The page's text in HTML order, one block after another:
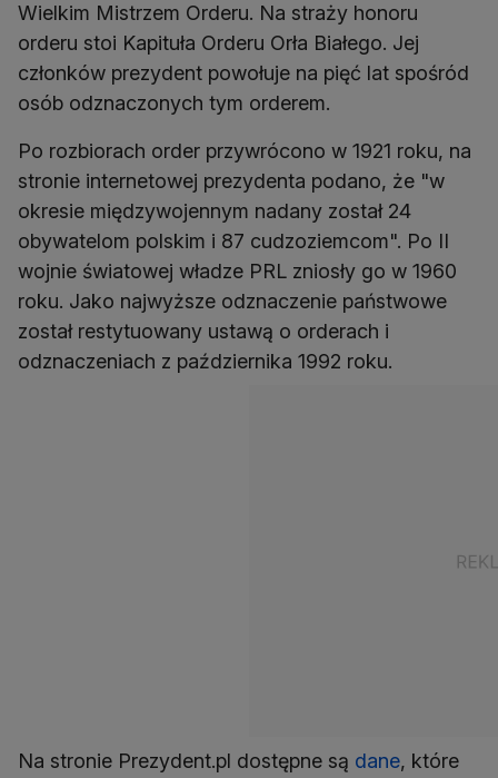
Wielkim Mistrzem Orderu. Na straży honoru
orderu stoi Kapituła Orderu Orła Białego. Jej
członków prezydent powołuje na pięć lat spośród
osób odznaczonych tym orderem.
Po rozbiorach order przywrócono w 1921 roku, na
stronie internetowej prezydenta podano, że "w
okresie międzywojennym nadany został 24
obywatelom polskim i 87 cudzoziemcom". Po II
wojnie światowej władze PRL zniosły go w 1960
roku. Jako najwyższe odznaczenie państwowe
został restytuowany ustawą o orderach i
odznaczeniach z października 1992 roku.
Na stronie Prezydent.pl dostępne są dane, które